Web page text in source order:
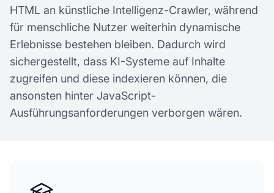
HTML an künstliche Intelligenz-Crawler, während
für menschliche Nutzer weiterhin dynamische
Erlebnisse bestehen bleiben. Dadurch wird
sichergestellt, dass KI-Systeme auf Inhalte
zugreifen und diese indexieren können, die
ansonsten hinter JavaScript-
Ausführungsanforderungen verborgen wären.